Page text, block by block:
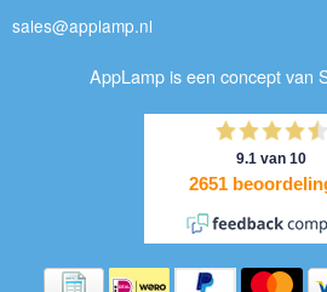
sales@applamp.nl
AppLamp is een concept van